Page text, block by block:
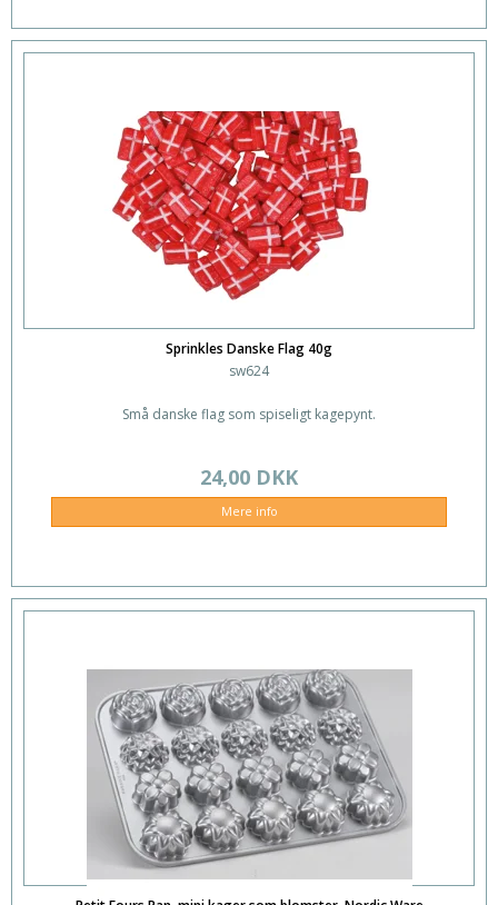
Sprinkles Danske Flag 40g
sw624
Små danske flag som spiseligt kagepynt.
24,00 DKK
Mere info